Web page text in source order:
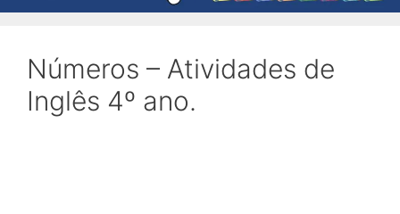
Números – Atividades de
Inglês 4º ano.